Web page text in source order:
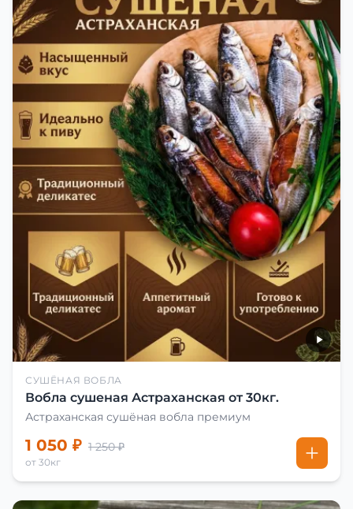
СУШЁНАЯ ВОБЛА
Вобла сушеная Астраханская от 30кг.
Астраханская сушёная вобла премиум
1 050 ₽ 1 250 ₽
от 30кг